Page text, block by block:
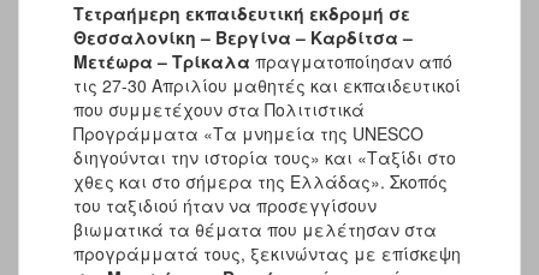
Τετραήμερη εκπαιδευτική εκδρομή σε
Θεσσαλονίκη – Βεργίνα – Καρδίτσα –
Μετέωρα – Τρίκαλα πραγματοποίησαν από
τις 27-30 Απριλίου μαθητές και εκπαιδευτικοί
που συμμετέχουν στα Πολιτιστικά
Προγράμματα «Τα μνημεία της UNESCO
διηγούνται την ιστορία τους» και «Ταξίδι στο
χθες και στο σήμερα της Ελλάδας». Σκοπός
του ταξιδιού ήταν να προσεγγίσουν
βιωματικά τα θέματα που μελέτησαν στα
προγράμματά τους, ξεκινώντας με επίσκεψη